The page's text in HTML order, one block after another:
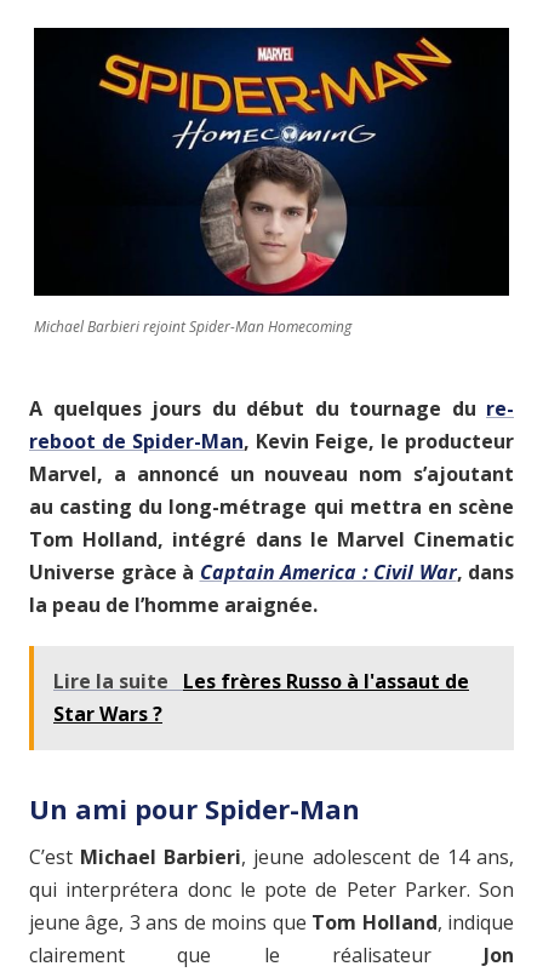
Michael Barbieri rejoint Spider-Man Homecoming
A quelques jours du début du tournage du re-
reboot de Spider-Man, Kevin Feige, le producteur
Marvel, a annoncé un nouveau nom s’ajoutant
au casting du long-métrage qui mettra en scène
Tom Holland, intégré dans le Marvel Cinematic
Universe gràce à Captain America : Civil War, dans
la peau de l’homme araignée.
Lire la suite
Les frères Russo à l'assaut de
Star Wars ?
Un ami pour Spider-Man
C’est Michael Barbieri, jeune adolescent de 14 ans,
qui interprétera donc le pote de Peter Parker. Son
jeune âge, 3 ans de moins que Tom Holland, indique
clairement que le réalisateurJon